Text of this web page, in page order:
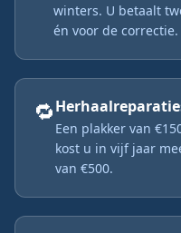
winters. U betaalt
én voor de correctie.
🔁
Een plakker van
kost u in vijf jaar
van €500.